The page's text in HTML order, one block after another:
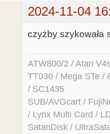
2024-11-04
czyżby szykowała
ATW800/2 / Atari
TT030 / Mega STe /
/ SC1435
SUB/AVGcart /
/ Lynx Multi Card /
SatanDisk /